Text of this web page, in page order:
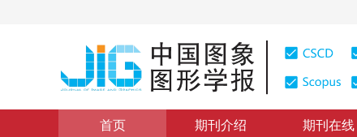
首页 期刊介绍 期刊在线